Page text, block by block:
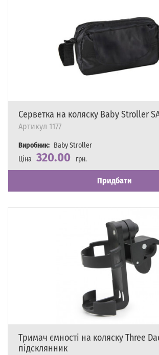
Серветка на коляску Baby Stroller
Артикул 1177
Виробник: Baby Stroller
Ціна 320.00
грн.
Наявність
Є в наявності
Придбати
Тримач ємності на коляску Three
підсклянник